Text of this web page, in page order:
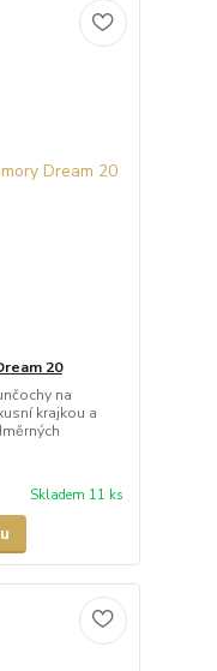
20
na
krajkou a
Skladem 11 ks